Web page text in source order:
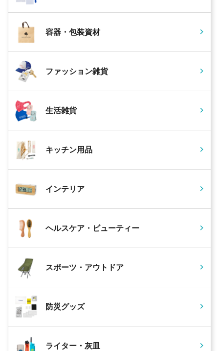
容器・包装資材
ファッション雑貨
生活雑貨
キッチン用品
インテリア
ヘルスケア・ビューティー
スポーツ・アウトドア
防災グッズ
ライター・灰皿